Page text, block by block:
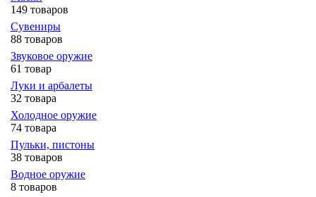
149 товаров
Сувениры
88 товаров
Звуковое оружие
61 товар
Луки и арбалеты
32 товара
Холодное оружие
74 товара
Пульки, пистоны
38 товаров
Водное оружие
8 товаров